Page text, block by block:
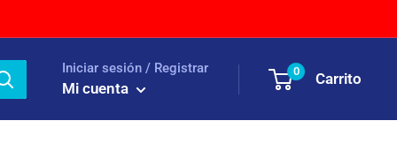
Iniciar sesión / Registrar
Mi cuenta
0 Carrito